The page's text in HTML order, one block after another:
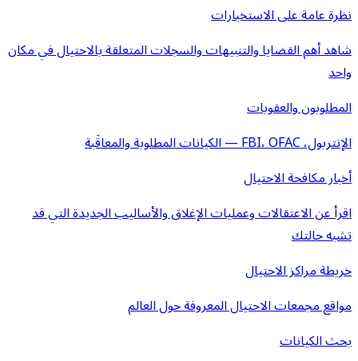
نظرة عامة على الاستخبارات
شاهد أهم القضايا والتنبيهات والسجلات المتعلقة بالاحتيال في مكان
واحد
المطلوبون والعقوبات
الإنتربول، FBI، OFAC — الكيانات المطلوبة والمعاقَبة
أخبار مكافحة الاحتيال
اقرأ عن الاعتقالات وعمليات الإغلاق والأساليب الجديدة التي قد
تشبه حالتك
خريطة مراكز الاحتيال
مواقع مجمعات الاحتيال المعروفة حول العالم
بحث الكيانات